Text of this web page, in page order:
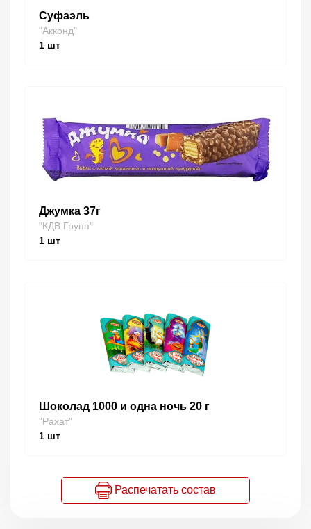
Суфаэль
"Акконд"
1 шт
Джумка 37г
"КДВ Групп"
1 шт
Шоколад 1000 и одна ночь 20 г
"Рахат"
1 шт
Распечатать состав